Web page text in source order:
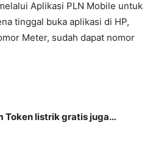
Aplikasi PLN Mobile untuk
tinggal buka aplikasi di HP,
Meter, sudah dapat nomor
listrik gratis juga…